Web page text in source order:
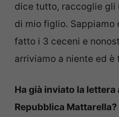
dice tutto, raccoglie
di mio figlio. Sappiamo
fatto i 3 ceceni e
arriviamo a niente ed è
Ha già inviato la lettera
Repubblica Mattarella?